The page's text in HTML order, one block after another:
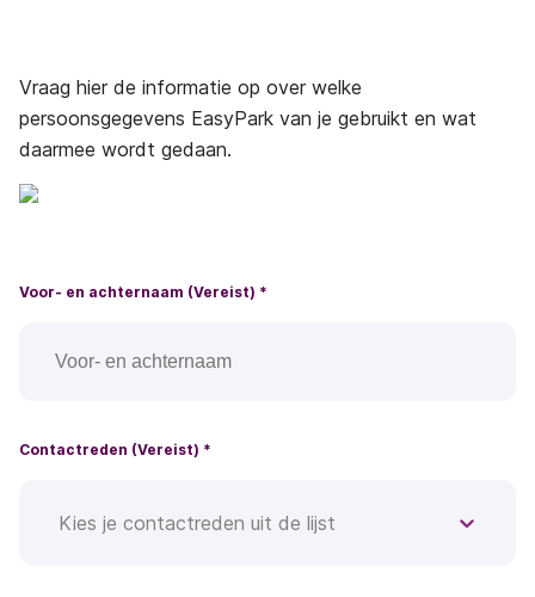
Vraag hier de informatie op over welke
persoonsgegevens EasyPark van je gebruikt en wat
daarmee wordt gedaan.
Voor- en achternaam (Vereist) *
Contactreden (Vereist) *
Kies je contactreden uit de lijst